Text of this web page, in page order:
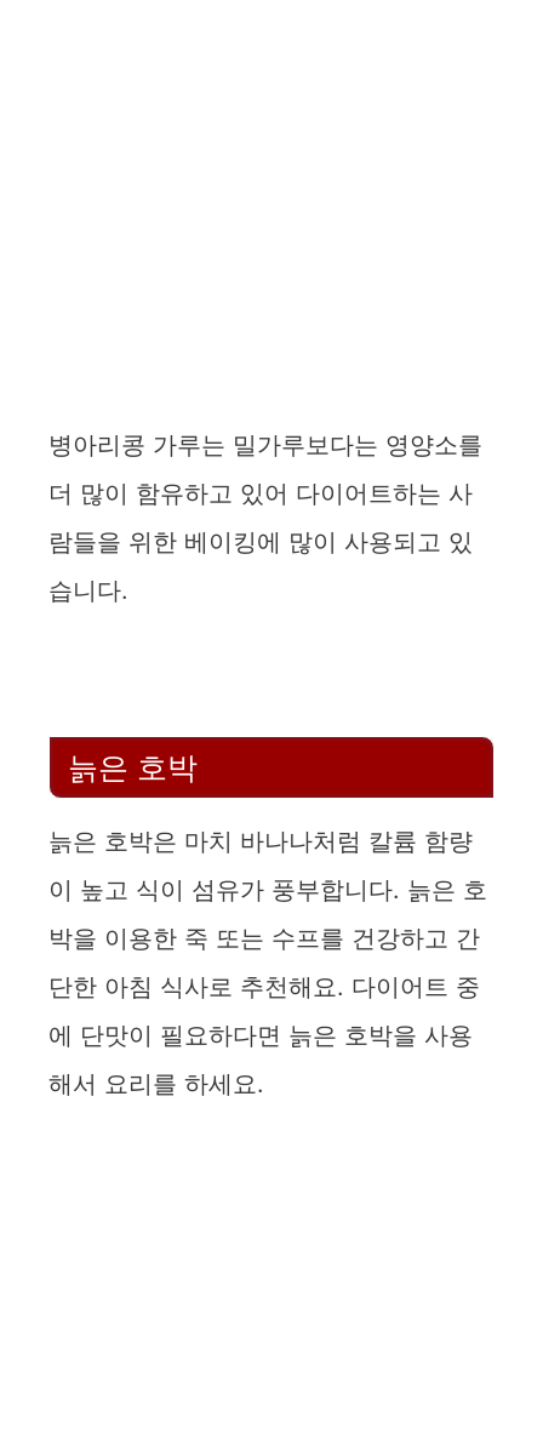
병아리콩 가루는 밀가루보다는 영양소를
더 많이 함유하고 있어 다이어트하는 사
람들을 위한 베이킹에 많이 사용되고 있
습니다.
늙은 호박
늙은 호박은 마치 바나나처럼 칼륨 함량
이 높고 식이 섬유가 풍부합니다. 늙은 호
박을 이용한 죽 또는 수프를 건강하고 간
단한 아침 식사로 추천해요. 다이어트 중
에 단맛이 필요하다면 늙은 호박을 사용
해서 요리를 하세요.